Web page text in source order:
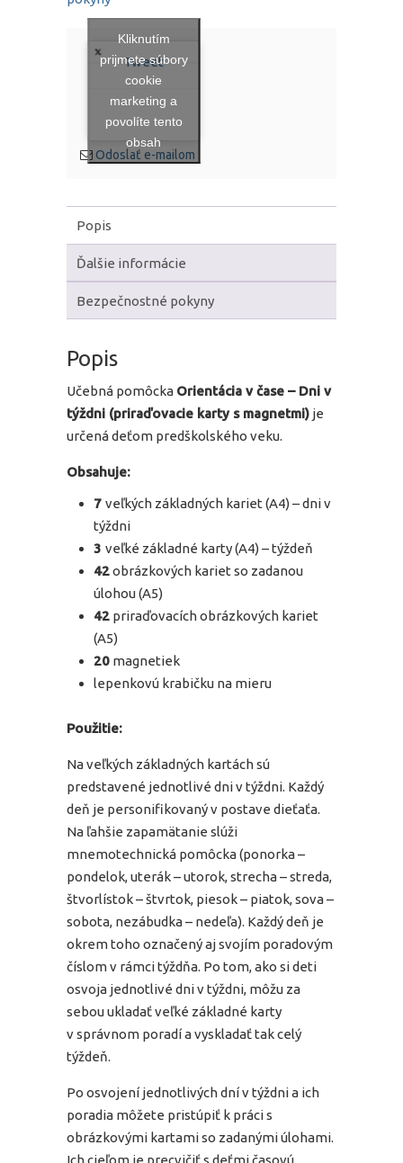
Tweet
Kliknutím
prijmete súbory
cookie
marketing a
povolíte tento
obsah
Odoslať e-mailom
Popis
Ďalšie informácie
Bezpečnostné pokyny
Popis
Učebná pomôcka Orientácia v čase – Dni v
týždni (priraďovacie karty s magnetmi) je
určená deťom predškolského veku.
Obsahuje:
7 veľkých základných kariet (A4) – dni v
týždni
3 veľké základné karty (A4) – týždeň
42obrázkových kariet so zadanou
úlohou (A5)
42 priraďovacích obrázkových kariet
(A5)
20 magnetiek
lepenkovú krabičku na mieru
Použitie:
Na veľkých základných kartách sú
predstavené jednotlivé dni v týždni. Každý
deň je personifikovaný v postave dieťaťa.
Na ľahšie zapamätanie slúži
mnemotechnická pomôcka (ponorka –
pondelok, uterák – utorok, strecha – streda,
štvorlístok – štvrtok, piesok – piatok, sova –
sobota, nezábudka – nedeľa). Každý deň je
okrem toho označený aj svojím poradovým
číslom v rámci týždňa. Po tom, ako si deti
osvoja jednotlivé dni v týždni, môžu za
sebou ukladať veľké základné karty
v správnom poradí a vyskladať tak celý
týždeň.
Po osvojení jednotlivých dní v týždni a ich
poradia môžete pristúpiť k práci s
obrázkovými kartami so zadanými úlohami.